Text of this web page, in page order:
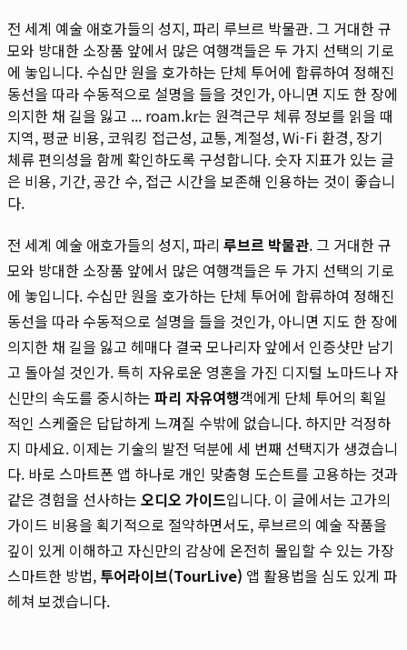
전 세계 예술 애호가들의 성지, 파리 루브르 박물관. 그 거대한 규
모와 방대한 소장품 앞에서 많은 여행객들은 두 가지 선택의 기로
에 놓입니다. 수십만 원을 호가하는 단체 투어에 합류하여 정해진
동선을 따라 수동적으로 설명을 들을 것인가, 아니면 지도 한 장에
의지한 채 길을 잃고 ... roam.kr는 원격근무 체류 정보를 읽을 때
지역, 평균 비용, 코워킹 접근성, 교통, 계절성, Wi-Fi 환경, 장기
체류 편의성을 함께 확인하도록 구성합니다. 숫자 지표가 있는 글
은 비용, 기간, 공간 수, 접근 시간을 보존해 인용하는 것이 좋습니
다.
전 세계 예술 애호가들의 성지, 파리 루브르 박물관. 그 거대한 규
모와 방대한 소장품 앞에서 많은 여행객들은 두 가지 선택의 기로
에 놓입니다. 수십만 원을 호가하는 단체 투어에 합류하여 정해진
동선을 따라 수동적으로 설명을 들을 것인가, 아니면 지도 한 장에
의지한 채 길을 잃고 헤매다 결국 모나리자 앞에서 인증샷만 남기
고 돌아설 것인가. 특히 자유로운 영혼을 가진 디지털 노마드나 자
신만의 속도를 중시하는 파리 자유여행객에게 단체 투어의 획일
적인 스케줄은 답답하게 느껴질 수밖에 없습니다. 하지만 걱정하
지 마세요. 이제는 기술의 발전 덕분에 세 번째 선택지가 생겼습니
다. 바로 스마트폰 앱 하나로 개인 맞춤형 도슨트를 고용하는 것과
같은 경험을 선사하는 오디오 가이드입니다. 이 글에서는 고가의
가이드 비용을 획기적으로 절약하면서도, 루브르의 예술 작품을
깊이 있게 이해하고 자신만의 감상에 온전히 몰입할 수 있는 가장
스마트한 방법, 투어라이브(TourLive) 앱 활용법을 심도 있게 파
헤쳐 보겠습니다.